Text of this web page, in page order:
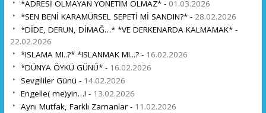
*ADRESİ OLMAYAN YÖNETİM OLMAZ* - 01.03.2026
*SEN BENİ KARAMÜRSEL SEPETİ Mİ SANDIN?* - 28.02.2026
*DİDE, DERUN, DİMAĞ…* *VE DERKENARDA KALMAMAK* -
22.02.2026
*ISLAMA MI..?* *ISLANMAK MI...? - 16.02.2026
*DÜNYA ÖYKÜ GÜNÜ* - 16.02.2026
Sevgililer Günü - 14.02.2026
Engelle( me)yin…! - 13.02.2026
Aynı Mutfak, Farklı Zamanlar - 11.02.2026